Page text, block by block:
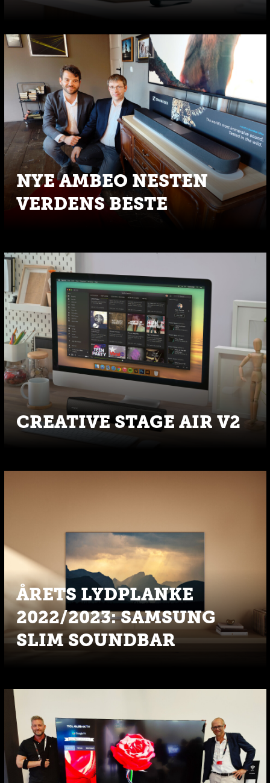
NYE AMBEO NESTEN
VERDENS BESTE
CREATIVE STAGE AIR V2
ÅRETS LYDPLANKE
2022/2023: SAMSUNG
SLIM SOUNDBAR